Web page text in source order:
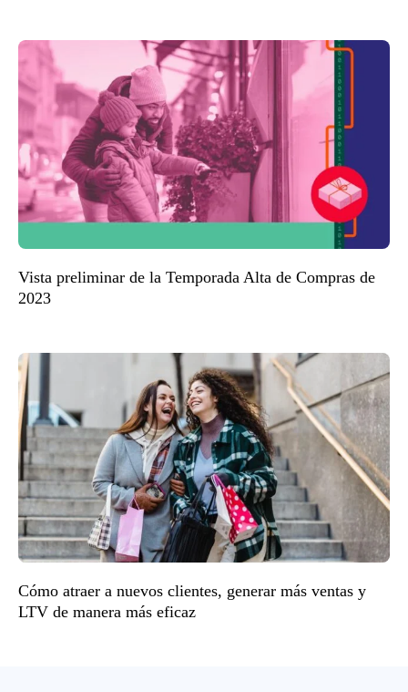
Vista preliminar de la Temporada Alta de Compras de
2023
Cómo atraer a nuevos clientes, generar más ventas y
LTV de manera más eficaz